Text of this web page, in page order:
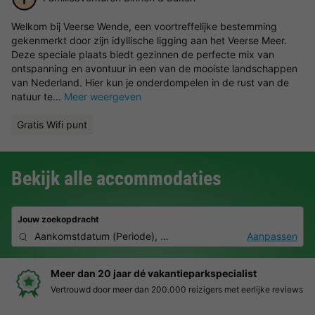
Welkom bij Veerse Wende, een voortreffelijke bestemming
gekenmerkt door zijn idyllische ligging aan het Veerse Meer.
Deze speciale plaats biedt gezinnen de perfecte mix van
ontspanning en avontuur in een van de mooiste landschappen
van Nederland. Hier kun je onderdompelen in de rust van de
natuur te... Meer weergeven
Gratis Wifi punt
Bekijk alle accommodaties
Jouw zoekopdracht
Aankomstdatum (Periode), 2 personen, 0 huisdierAanpassen
Meer dan 20 jaar dé vakantieparkspecialist
Vertrouwd door meer dan 200.000 reizigers met eerlijke reviews